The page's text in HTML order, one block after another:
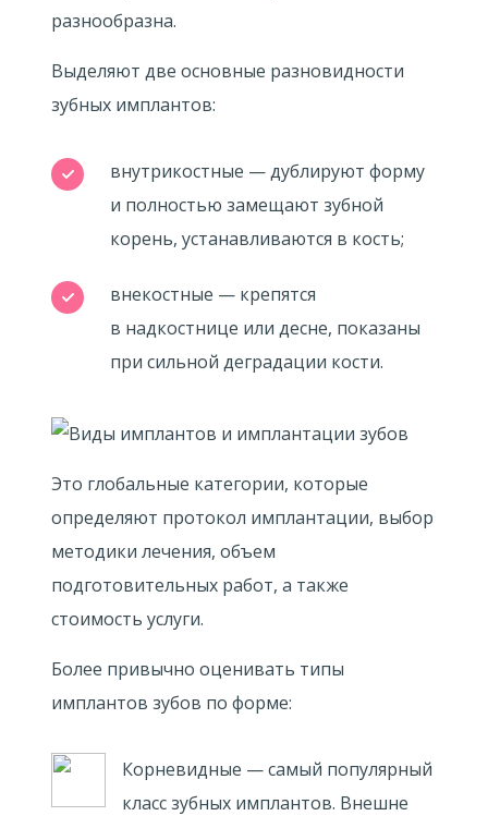
разнообразна.
Выделяют две основные разновидности
зубных имплантов:
внутрикостные — дублируют форму
и полностью замещают зубной
корень, устанавливаются в кость;
внекостные — крепятся
в надкостнице или десне, показаны
при сильной деградации кости.
Это глобальные категории, которые
определяют протокол имплантации, выбор
методики лечения, объем
подготовительных работ, а также
стоимость услуги.
Более привычно оценивать типы
имплантов зубов по форме:
Корневидные — самый популярный
класс зубных имплантов. Внешне